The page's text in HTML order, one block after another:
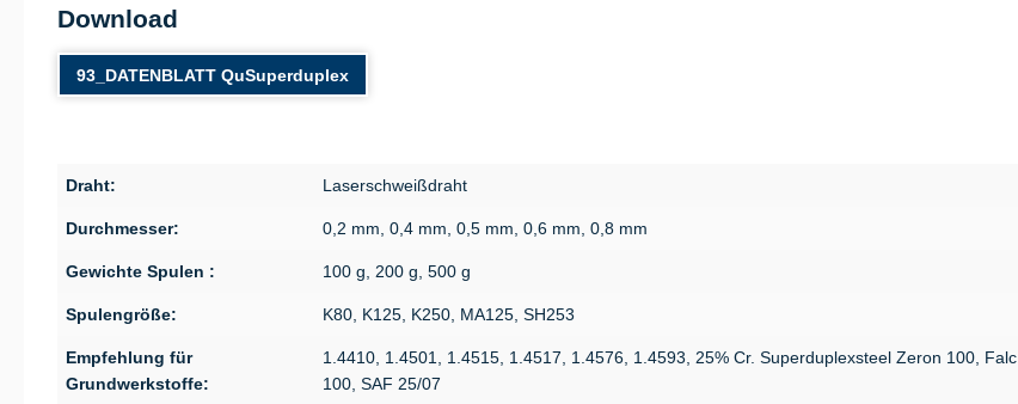
Download
93_DATENBLATT QuSuperduplex
Draht: Laserschweißdraht
Durchmesser: 0,2 mm, 0,4 mm, 0,5 mm, 0,6 mm, 0,8 mm
Gewichte Spulen : 100 g, 200 g, 500 g
Spulengröße: K80, K125, K250, MA125, SH253
Empfehlung für
Grundwerkstoffe:
1.4410, 1.4501, 1.4515, 1.4517, 1.4576, 1.4593, 25% Cr. Superduplexsteel Zeron 100, Falc
100, SAF 25/07